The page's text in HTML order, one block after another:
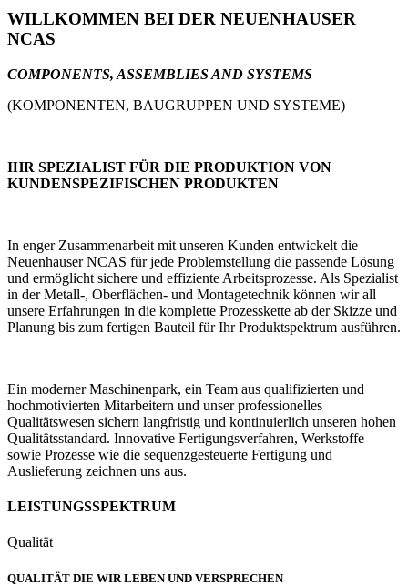
WILLKOMMEN BEI DER NEUENHAUSER
NCAS
COMPONENTS, ASSEMBLIES AND SYSTEMS
(KOMPONENTEN, BAUGRUPPEN UND SYSTEME)
IHR SPEZIALIST FÜR DIE PRODUKTION VON
KUNDENSPEZIFISCHEN PRODUKTEN
In enger Zusammenarbeit mit unseren Kunden entwickelt die
Neuenhauser NCAS für jede Problemstellung die passende Lösung
und ermöglicht sichere und effiziente Arbeitsprozesse. Als Spezialist
in der Metall-, Oberflächen- und Montagetechnik können wir all
unsere Erfahrungen in die komplette Prozesskette ab der Skizze und
Planung bis zum fertigen Bauteil für Ihr Produktspektrum ausführen.
Ein moderner Maschinenpark, ein Team aus qualifizierten und
hochmotivierten Mitarbeitern und unser professionelles
Qualitätswesen sichern langfristig und kontinuierlich unseren hohen
Qualitätsstandard. Innovative Fertigungsverfahren, Werkstoffe
sowie Prozesse wie die sequenzgesteuerte Fertigung und
Auslieferung zeichnen uns aus.
LEISTUNGSSPEKTRUM
Qualität
QUALITÄT DIE WIR LEBEN UND VERSPRECHEN